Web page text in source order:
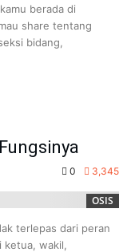
berada di
share tentang
bidang,
0 3,345
OSIS
terlepas dari peran
wakil,